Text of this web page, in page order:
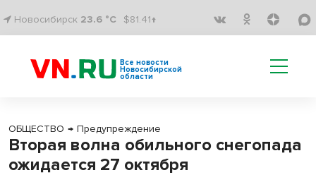
Новосибирск 23.6 °C $81.41↑
Все новости
Новосибирской
области
ОБЩЕСТВО → Предупреждение
Вторая волна обильного снегопада
ожидается 27 октября